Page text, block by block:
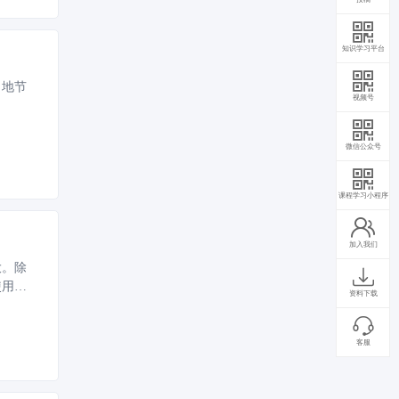
节
除
寿
知识学习平台
视频号
微信公众号
课程学习小程序
加入我们
资料下载
客服